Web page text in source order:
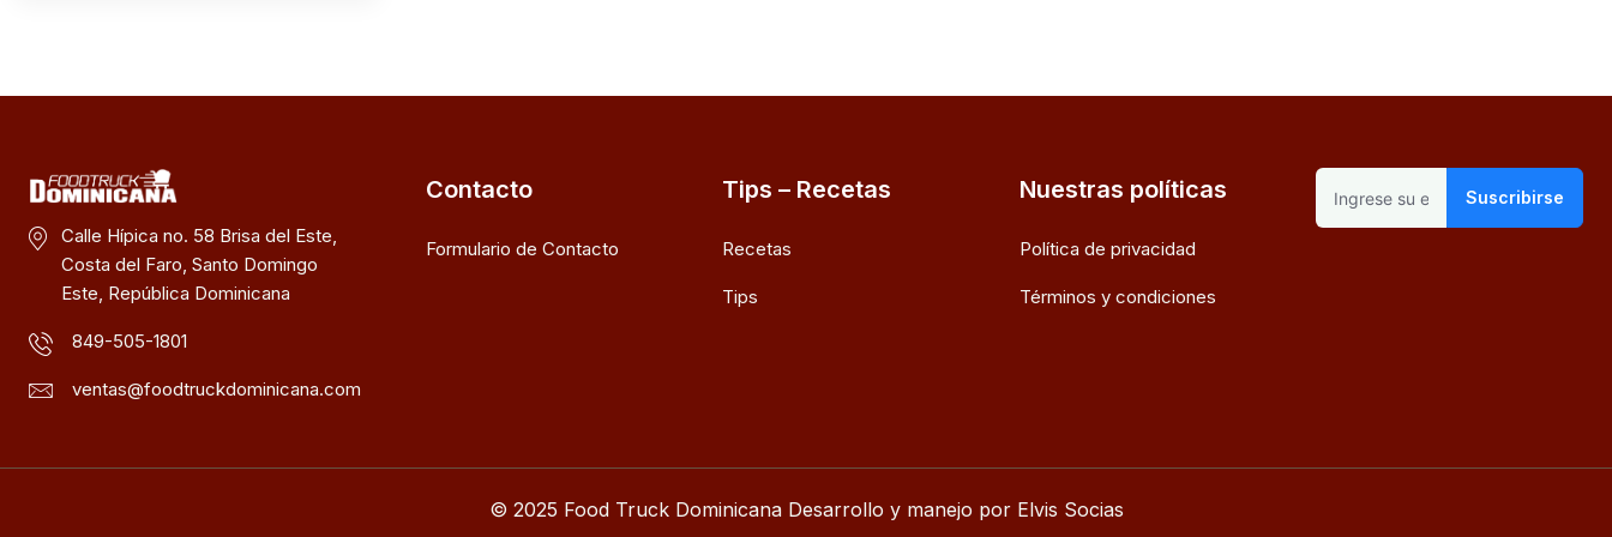
Calle Hípica no. 58 Brisa del Este,
Costa del Faro, Santo Domingo
Este, República Dominicana
849-505-1801
ventas@foodtruckdominicana.com
Contacto
Formulario de Contacto
Tips – Recetas
Recetas
Tips
Nuestras políticas
Política de privacidad
Términos y condiciones
Suscribirse
© 2025 Food Truck Dominicana Desarrollo y manejo por Elvis Socias